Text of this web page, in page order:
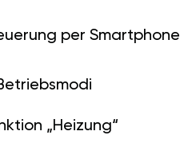
per Smartphone
„Heizung“